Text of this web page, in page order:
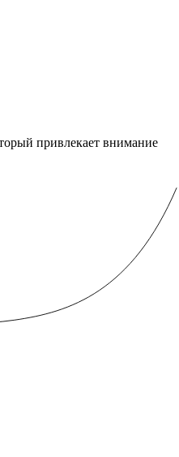
привлекает внимание